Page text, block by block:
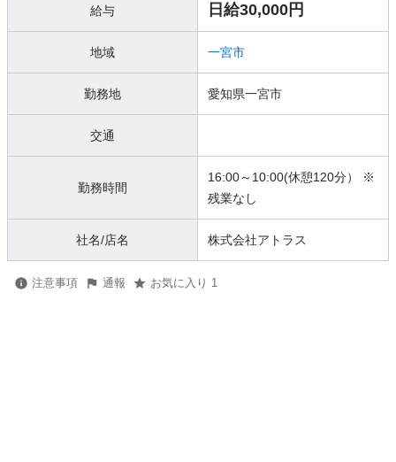
給与 日給30,000円
地域 一宮市
勤務地 愛知県一宮市
交通
勤務時間
16:00～10:00(休憩120分） ※
残業なし
社名/店名 株式会社アトラス
注意事項 通報 お気に入り 1